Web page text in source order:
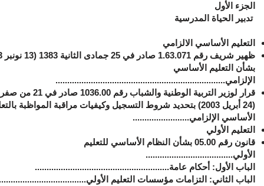
الجزء الأول
تدبير الحياة المدرسية
التعليم الأساسي الالزامي
ظهير
بشأن التعليم الأساسي
الإلزامي........................................................................
(24 أبريل 2003) بتحديد شروط التسجيل وكيفيات مراقبة المواظبة
الأساسي الإلزامي........................
التعليم الأولي
قانون رقم 05.00 بشأن النظام الأساسي للتعليم
الأولي.....................................
الباب الأول: أحكام عامة.........................................................
الباب الثاني: التزامات مؤسسات التعليم